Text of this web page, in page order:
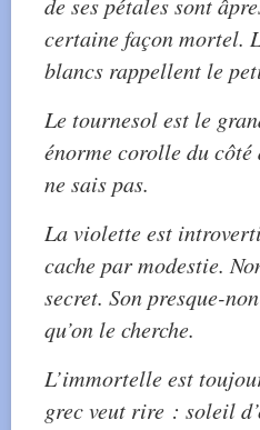
certaine façon mortel.
blancs rappellent le
Le tournesol est le
énorme corolle du côté
ne sais pas.
La violette est
cache par modestie.
secret. Son presque-
qu’on le cherche.
L’immortelle est
grec veut rire : soleil